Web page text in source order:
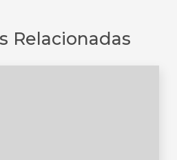
Relacionadas